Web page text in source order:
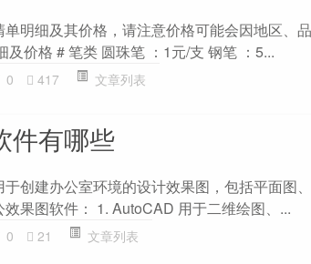
明细及其价格，请注意价格可能会因地区、
及价格 # 笔类 圆珠笔 ：1元/支 钢笔 ：5...
0 417 文章列表
件有哪些
创建办公室环境的设计效果图，包括平面图
果图软件： 1. AutoCAD 用于二维绘图、...
0 21 文章列表